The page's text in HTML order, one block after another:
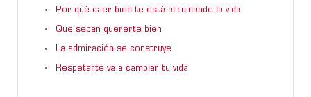
Por qué caer bien te está arruinando la vida
Que sepan quererte bien
La admiración se construye
Respetarte va a cambiar tu vida